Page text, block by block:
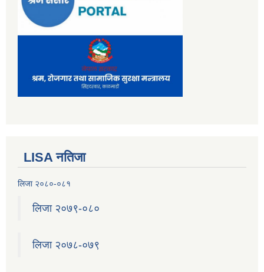
LISA नतिजा
लिजा २०८०-०८१
लिजा २०७९-०८०
लिजा २०७८-०७९